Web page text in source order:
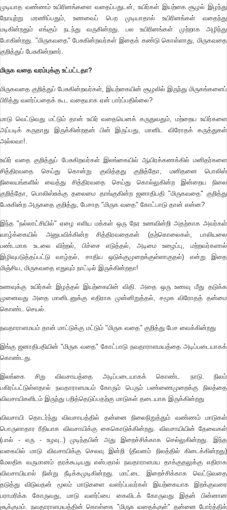
முடியாத வண்ணம் உயிரினங்களை வதைப்பதுடன், உயிர்கள் இயற்கை சூழல் இழந்து
நோயுற்று மரணிப்பதும், உணவைப் பெற முடியாதால் உயிரினங்கள் வதைந்து
மடிகின்றதும் எங்கும் நடந்து வருகின்றது. பல உயிரினங்கள் முற்றாக அழிந்து
போகின்றது. "மிருகவதை" பேசுகின்றவர்கள் இதைக் கண்டு கொள்ளாது, மிருகவதை
குறித்துப் பேசுகின்றனர்.
மிருக வதை வரம்புக்கு உட்பட்டதா?
மிருகவதை குறித்துப் பேசுகின்றவர்கள், இயற்கையின் சூழலில் இருந்து மிருகங்களைப்
பிரித்து வளர்ப்பதைக் கூட வதையாக ஏன் பார்ப்பதில்லை?
மாடு வெட்டுவது மட்டும் தான் உயிர் வதையெனக் கருதுவதும், மற்றைய உயிர்களை
அப்படிக் கருதாது இருக்கின்றதன் பின் இருப்பது, மானிட விரோதக் கருத்துகள்
அல்லவா!.
உயிர் வதை குறித்துப் பேசுகிறவர்கள் இலங்கையில் ஆயிரக்கணக்கில் மனிதர்களை
சித்திரவதை செய்து கொன்று குவித்தது குறித்தோ, மனிதனை பொலிஸ்
நிலையங்களில் வைத்து சித்திரவதை செய்து கொல்லுகின்ற இன்றைய நிலை
குறித்தோ, பொலிஸ்சுக்கு தலைமை தாங்குகின்ற ஜனாதிபதி "மிருகவதை" குறித்து
பேசுகின்ற அருகதை குறித்து, பேசாத "மிருக வதை" கோட்பாடு தான் என்ன?
இந்த "நல்லாட்சியில்" ஏழை எளிய மக்கள் ஒரு நேர உணவின்றி அதற்காக அவர்கள்
வாழ்க்கையில் அனுபவிக்கின்ற சித்திரவதைகள் (தற்கொலைகள், பாலியலை
பண்டமாக உடலை விற்றல், பிச்சை எடுத்தல், அடிமை உழைப்பு, மற்றவர்களால்
இழிவுபடுத்தப்பட்டு வாழ்தல், சாதிய ஒடுக்குமுறைக்குள்ளாகுதல்) என்று இதை
மிஞ்சிய, மிருகவதை எதுவும் நாட்டில் இருக்கின்றதா!
உணவுக்கு உயிர்கள் இழத்தல் இயற்கையின் விதி. அதை ஒரு உணவு மீது தடுக்க
முனைவது அதை மானிடனுக்கு எதிராக முன்னிறுத்தல், சமூக விரோதத் தன்மை
கொண்ட செயல்.
நவதாராளமயம் தான் மாட்டுக்கு மட்டும் "மிருக வதை" குறித்து பேச வைக்கின்றது
இங்கு ஜனாதிபதியின் "மிருக வதை" கோட்பாடு நவதாராளமயத்தை அடிப்படையாகக்
கொண்டது.
இலங்கை சிறு விவசாயத்தை அடிப்படையாகக் கொண்ட நாடு. நிலம்
பகிரப்பட்டுள்ளதால் நவதாராளமயம் கோரும் பெரும் பண்ணைமுறைக்கு நிலத்தை
விவசாயிகளிடம் இருந்து பறித்தெடுப்பதற்கு மாடுகள் தடையாக இருக்கின்றது
விவசாயி தொடர்ந்து விவசாயத்தில் தன்னை நிலைநிறுத்தும் வண்ணம் மாடுகள்
பொருளாதார ரீதியாக விவசாயிக்கு கைகொடுக்கின்றது. விவசாயியின் தேவைகள்
(பால் - எரு - உழவு..) முடிந்தபின் அது இறைச்சிக்காக செல்லுகின்றது. இந்த
வகையில் மாடு விவசாயிக்கு செலவு இன்றி (தீவனம் நிலத்தில் கிடைக்கின்றது)
மேலதிக வருமானம் தரக்கூடியது என்பதால் நவதாராளமய தாக்குதலுக்கு எதிராக
விவசாயியால் நின்று நீடிக்கமுடிகின்றது. மாட்டை இறைச்சிக்காக வெட்டுவதை
தடுத்து விடுவதன் மூலம் மாடுகளை வளர்ப்பவர்கள் இயற்கையாக இறக்குவரை
பராமரிக்க கோருவது, மாடு வளர்ப்பை கைவிடக் கோருவது இதன் பின்னான
சூக்குமம். நவதாராளமயத்தின் கொள்கை "மிருக வதைக்குள்" தன்னை போர்த்திக்